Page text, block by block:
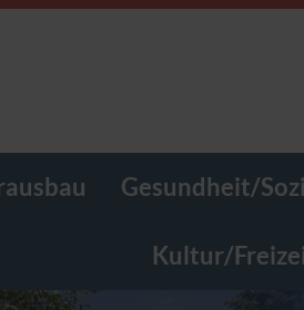
Gesundheit/
Kultur/